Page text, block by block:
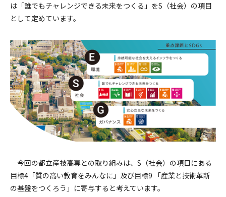
は「誰でもチャレンジできる未来をつくる」をS（社会）の項目
として定めています。
今回の都立産技高専との取り組みは、S（社会）の項目にある
目標4「質の高い教育をみんなに」及び目標9 「産業と技術革新
の基盤をつくろう」に寄与すると考えています。